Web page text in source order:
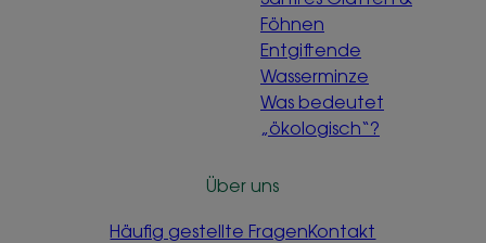
Föhnen
Entgiftende
Wasserminze
Was bedeutet
„ökologisch“?
Über uns
Häufig gestellte FragenKontakt